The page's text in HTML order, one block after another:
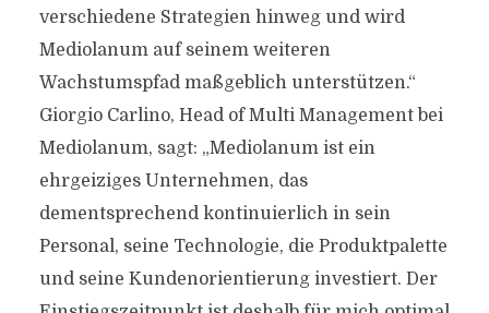
verschiedene Strategien hinweg und wird
Mediolanum auf seinem weiteren
Wachstumspfad maßgeblich unterstützen.“
Giorgio Carlino, Head of Multi Management bei
Mediolanum, sagt: „Mediolanum ist ein
ehrgeiziges Unternehmen, das
dementsprechend kontinuierlich in sein
Personal, seine Technologie, die Produktpalette
und seine Kundenorientierung investiert. Der